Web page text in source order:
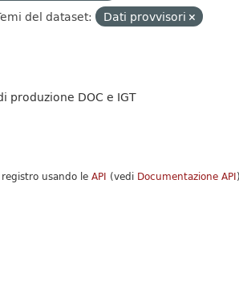
del dataset: Dati provvisori
produzione DOC e IGT
usando le API (vedi Documentazione API